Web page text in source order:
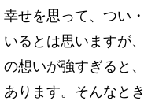
幸せを思って、つい
いるとは思いますが
の想いが強すぎると
あります。そんなと